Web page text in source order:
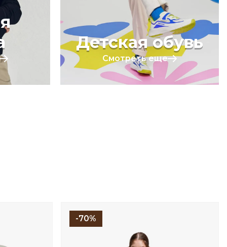
Детская обувь
Смотреть еще
-70%